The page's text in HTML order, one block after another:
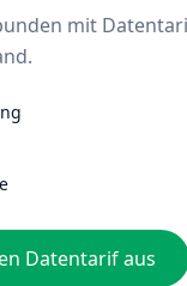
mit
Datentarif aus